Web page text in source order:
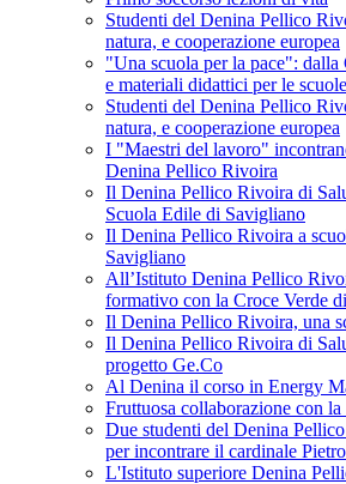
Studenti del Denina Pellico
natura, e cooperazione europea
"Una scuola per la pace": dalla
e materiali didattici per le
Studenti del Denina Pellico
natura, e cooperazione europea
I "Maestri del lavoro"
Denina Pellico Rivoira
Il Denina Pellico Rivoira di
Scuola Edile di Savigliano
Il Denina Pellico Rivoira a
Savigliano
All’Istituto Denina Pellico
formativo con la Croce Verde
Il Denina Pellico Rivoira, una
Il Denina Pellico Rivoira di
progetto Ge.Co
Al Denina il corso in Energy
Fruttuosa collaborazione con
Due studenti del Denina
per incontrare il cardinale
L'Istituto superiore Denina